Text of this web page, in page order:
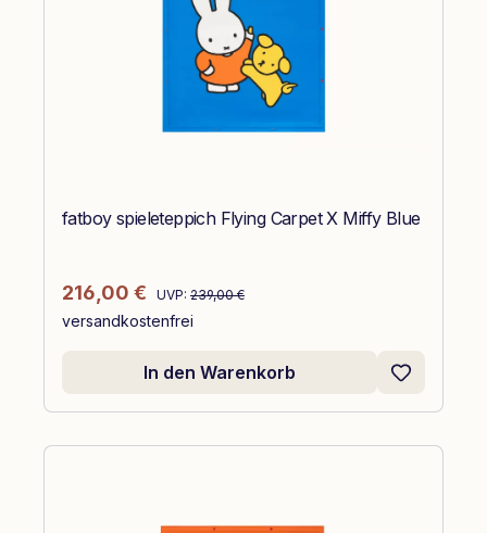
fatboy spieleteppich Flying Carpet X Miffy Blue
Verkaufspreis:
216,00 € Regulärer Preis:
UVP: 239,00 €
versandkostenfrei
In den Warenkorb